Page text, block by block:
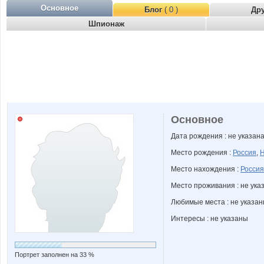
Основное Блог( 0 )
Шпионаж
Портрет заполнен на 33 %
Основное
Дата рождения : не указана
Место рождения : Россия,
Место нахождения : Россия
Место проживания : не
Любимые места : не
Интересы : не указаны